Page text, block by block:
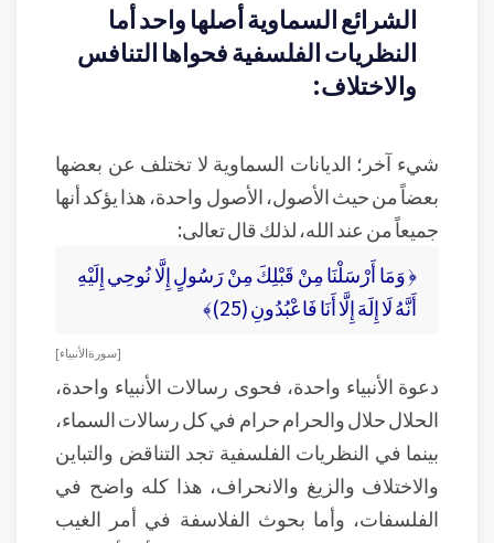
الشرائع السماوية أصلها واحد أما
النظريات الفلسفية فحواها التنافس
والاختلاف:
شيء آخر؛ الديانات السماوية لا تختلف عن بعضها
بعضاً من حيث الأصول، الأصول واحدة، هذا يؤكد أنها
جميعاً من عند الله، لذلك قال تعالى:
﴿ وَمَا أَرْسَلْنَا مِنْ قَبْلِكَ مِنْ رَسُولٍ إِلَّا نُوحِي إِلَيْهِ
أَنَّهُ لَا إِلَهَ إِلَّا أَنَا فَاعْبُدُونِ (25)﴾
[ سورة الأنبياء ]
دعوة الأنبياء واحدة، فحوى رسالات الأنبياء واحدة،
الحلال حلال والحرام حرام في كل رسالات السماء،
بينما في النظريات الفلسفية تجد التناقض والتباين
والاختلاف والزيغ والانحراف، هذا كله واضح في
الفلسفات، وأما بحوث الفلاسفة في أمر الغيب